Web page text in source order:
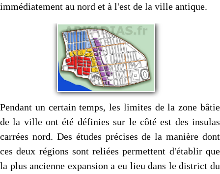
immédiatement au nord et à l'est de la ville antique.
Pendant un certain temps, les limites de la zone bâtie
de la ville ont été définies sur le côté est des insulas
carrées nord. Des études précises de la manière dont
ces deux régions sont reliées permettent d'établir que
la plus ancienne expansion a eu lieu dans le district du